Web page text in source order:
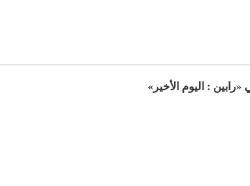
«رابين : اليوم الأخير»